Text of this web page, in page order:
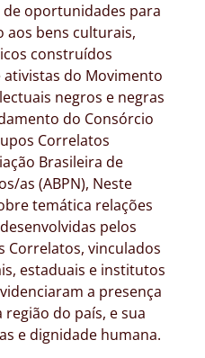
oportunidades para
aos bens culturais,
construídos
do Movimento
negros e negras
do Consórcio
Correlatos
Brasileira de
as (ABPN), Neste
temática relações
pelos
Correlatos, vinculados
estaduais e institutos
a presença
do país, e sua
e dignidade humana.